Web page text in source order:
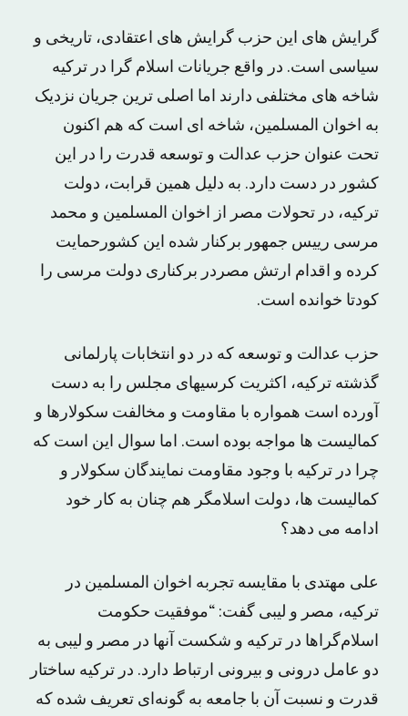
گرایش های این حزب گرایش های اعتقادی، تاریخی و
سیاسی است. در واقع جریانات اسلام گرا در ترکیه
شاخه های مختلفی دارند اما اصلی ترین جریان نزدیک
به اخوان المسلمین، شاخه ای است که هم اکنون
تحت عنوان حزب عدالت و توسعه قدرت را در این
کشور در دست دارد. به دلیل همین قرابت، دولت
ترکیه، در تحولات مصر از اخوان المسلمین و محمد
مرسى رییس جمهور برکنار شده این کشورحمایت
کرده و اقدام ارتش مصردر برکناری دولت مرسی را
کودتا خوانده است.
حزب عدالت و توسعه که در دو انتخابات پارلمانی
گذشته ترکیه، اکثریت کرسی‏های مجلس را به دست
آورده است همواره با مقاومت و مخالفت سکولارها و
کمالیست ها مواجه بوده است. اما سوال این است که
چرا در ترکیه با وجود مقاومت نمایندگان سکولار و
کمالیست ها، دولت اسلامگر هم چنان به کار خود
ادامه مى دهد؟
على مهتدى با مقایسه تجربه اخوان المسلمین در
ترکیه، مصر و لیبى گفت: “موفقیت حکومت
اسلام‌گراها در ترکیه و شکست آنها در مصر و لیبی به
دو عامل درونی و بیرونی ارتباط دارد. در ترکیه ساختار
قدرت و نسبت آن با جامعه به گونه‌ای تعریف شده که